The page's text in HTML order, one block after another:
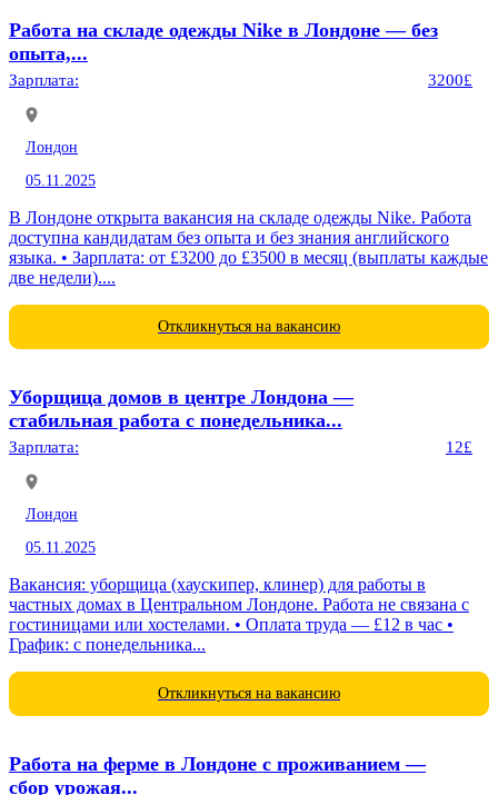
Работа на складе одежды Nike в Лондоне — без
опыта,...
Зарплата: 3200£
Лондон
05.11.2025
В Лондоне открыта вакансия на складе одежды Nike. Работа
доступна кандидатам без опыта и без знания английского
языка. • Зарплата: от £3200 до £3500 в месяц (выплаты каждые
две недели)....
Откликнуться на вакансию
Уборщица домов в центре Лондона —
стабильная работа с понедельника...
Зарплата: 12£
Лондон
05.11.2025
Вакансия: уборщица (хаускипер, клинер) для работы в
частных домах в Центральном Лондоне. Работа не связана с
гостиницами или хостелами. • Оплата труда — £12 в час •
График: с понедельника...
Откликнуться на вакансию
Работа на ферме в Лондоне с проживанием —
сбор урожая...